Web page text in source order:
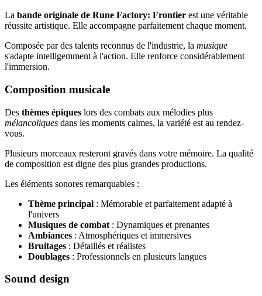
La bande originale de Rune Factory: Frontier est une véritable
réussite artistique. Elle accompagne parfaitement chaque moment.
Composée par des talents reconnus de l'industrie, la musique
s'adapte intelligemment à l'action. Elle renforce considérablement
l'immersion.
Composition musicale
Des thèmes épiques lors des combats aux mélodies plus
mélancoliques dans les moments calmes, la variété est au rendez-
vous.
Plusieurs morceaux resteront gravés dans votre mémoire. La qualité
de composition est digne des plus grandes productions.
Les éléments sonores remarquables :
Thème principal : Mémorable et parfaitement adapté à
l'univers
Musiques de combat : Dynamiques et prenantes
Ambiances : Atmosphériques et immersives
Bruitages : Détaillés et réalistes
Doublages : Professionnels en plusieurs langues
Sound design